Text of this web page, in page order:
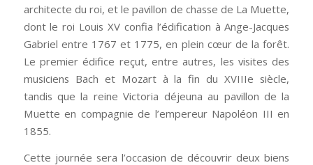
architecte du roi, et le pavillon de chasse de La Muette,
dont le roi Louis XV confia l’édification à Ange-Jacques
Gabriel entre 1767 et 1775, en plein cœur de la forêt.
Le premier édifice reçut, entre autres, les visites des
musiciens Bach et Mozart à la fin du XVIIIe siècle,
tandis que la reine Victoria déjeuna au pavillon de la
Muette en compagnie de l’empereur Napoléon III en
1855.
Cette journée sera l’occasion de découvrir deux biens